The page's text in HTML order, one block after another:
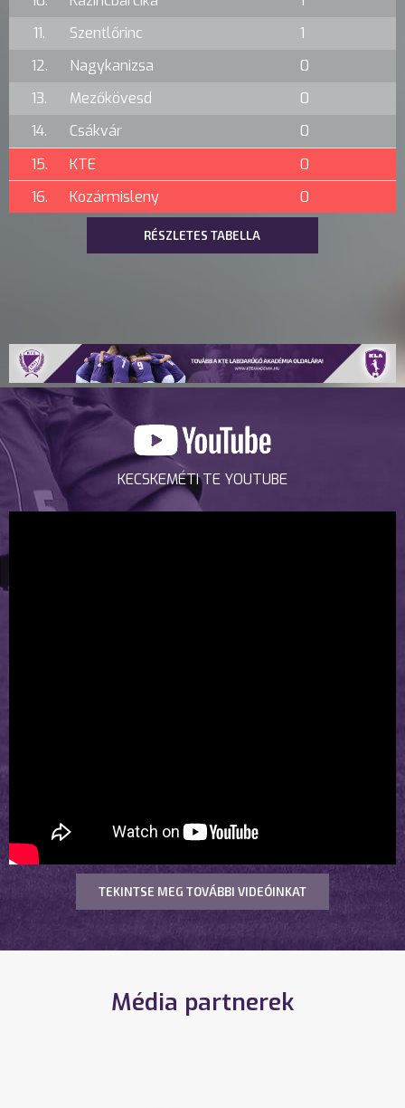
11.
Szentlőrinc
1
12.
Nagykanizsa
0
13.
Mezőkövesd
0
14.
Csákvár
0
15.
KTE
0
16.
Kozármisleny 0
RÉSZLETES TABELLA
KECSKEMÉTI TE YOUTUBE
TEKINTSE MEG TOVÁBBI VIDEÓINKAT
Média partnerek